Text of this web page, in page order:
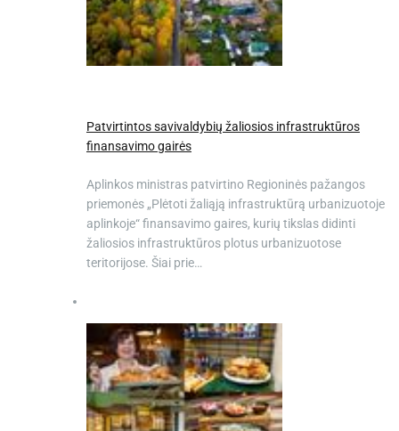
Patvirtintos savivaldybių žaliosios infrastruktūros
finansavimo gairės
Aplinkos ministras patvirtino Regioninės pažangos
priemonės „Plėtoti žaliąją infrastruktūrą urbanizuotoje
aplinkoje“ finansavimo gaires, kurių tikslas didinti
žaliosios infrastruktūros plotus urbanizuotose
teritorijose. Šiai prie…